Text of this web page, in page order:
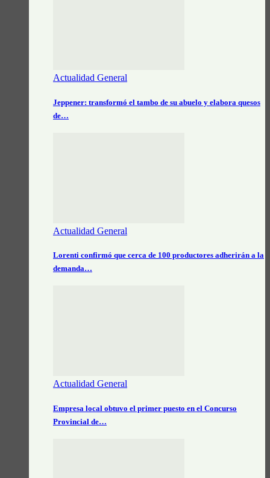
Actualidad General
Jeppener: transformó el tambo de su abuelo y elabora quesos
de…
Actualidad General
Lorenti confirmó que cerca de 100 productores adherirán a la
demanda…
Actualidad General
Empresa local obtuvo el primer puesto en el Concurso
Provincial de…